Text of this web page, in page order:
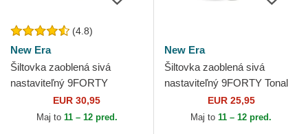
(4.8)
New Era
Šiltovka zaoblená sivá
nastaviteľný 9FORTY
Diamond Era New York
Yankees MLB New Era
EUR 30,95
Maj to 11 – 12 pred.
New Era
Šiltovka zaoblená sivá
nastaviteľný 9FORTY Tonal
New York Yankees MLB New
EUR 25,95
Maj to 11 – 12 pred.